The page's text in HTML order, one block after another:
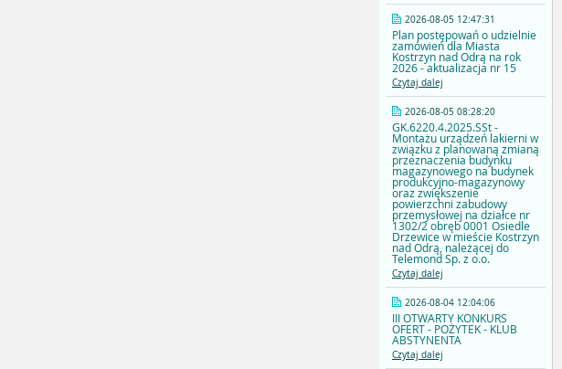
2026-08-05 12:47:31
Plan postępowań o udzielnie
zamówień dla Miasta
Kostrzyn nad Odrą na rok
2026 - aktualizacja nr 15
Czytaj dalej
2026-08-05 08:28:20
GK.6220.4.2025.SSt -
Montażu urządzeń lakierni w
związku z planowaną zmianą
przeznaczenia budynku
magazynowego na budynek
produkcyjno-magazynowy
oraz zwiększenie
powierzchni zabudowy
przemysłowej na działce nr
1302/2 obręb 0001 Osiedle
Drzewice w mieście Kostrzyn
nad Odrą, należącej do
Telemond Sp. z o.o.
Czytaj dalej
2026-08-04 12:04:06
III OTWARTY KONKURS
OFERT - POŻYTEK - KLUB
ABSTYNENTA
Czytaj dalej